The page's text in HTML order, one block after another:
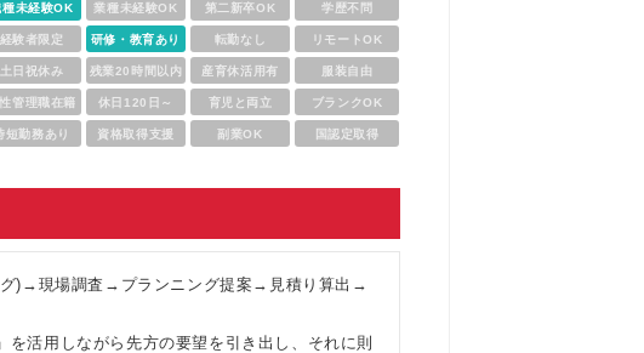
種未経験OK 業種未経験OK 第二新卒OK 学歴不問
経験者限定 研修・教育あり 転勤なし リモートOK
土日祝休み 残業20時間以内 産育休活用有 服装自由
管理職在籍 休日120日～ 育児と両立 ブランクOK
短勤務あり 資格取得支援 副業OK 国認定取得
グ)→現場調査→プランニング提案→見積り算出→
活用しながら先方の要望を引き出し、それに則